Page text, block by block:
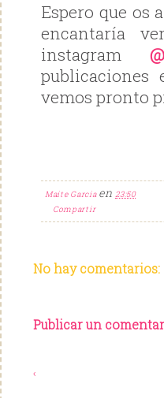
Espero que os
encantaría
instagram
vemos pronto
Maite Garcia en23:50
Compartir
No hay comentarios:
Publicar un
‹